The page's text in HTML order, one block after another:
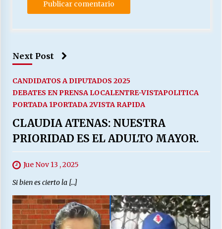
Next Post
CANDIDATOS A DIPUTADOS 2025
DEBATES EN PRENSA LOCALENTRE-VISTAPOLITICA
PORTADA 1PORTADA 2VISTA RAPIDA
CLAUDIA ATENAS: NUESTRA
PRIORIDAD ES EL ADULTO MAYOR.
Jue Nov 13 , 2025
Si bien es cierto la […]